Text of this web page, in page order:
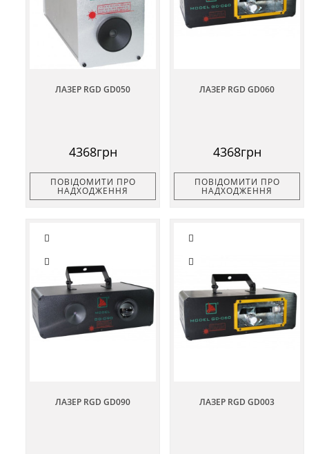
ЛАЗЕР RGD GD050
4368грн
ПОВІДОМИТИ ПРО
НАДХОДЖЕННЯ
ЛАЗЕР RGD GD060
4368грн
ПОВІДОМИТИ ПРО
НАДХОДЖЕННЯ
ЛАЗЕР RGD GD090 ЛАЗЕР RGD GD003